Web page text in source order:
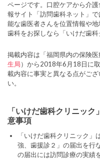
ページです。口腔ケアから介
報サイト「訪問歯科ネット」
能な歯医者さんを位置情報や
歯科をお探しなら「いけだ歯科
掲載内容は「福岡県内の保険
生局）から2018年6月18日に
載内容に事実と異なる点がござ
い。
「いけだ歯科クリニッ
意事項
「いけだ歯科クリニック
強、歯援診２」の届出を行
の届出には訪問診療の実績